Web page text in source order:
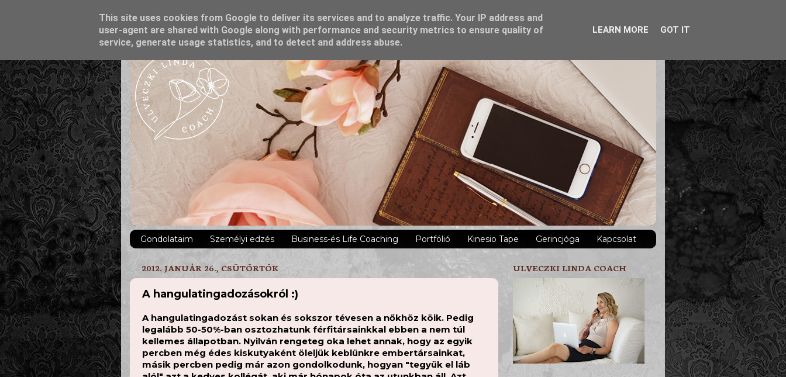
Gondolataim Személyi edzés Business-és Life Coaching Portfólió Kinesio Tape Gerincjóga Kapcsolat
2012. JANUÁR 26., CSÜTÖRTÖK
A hangulatingadozásokról :)
A hangulatingadozást sokan és sokszor tévesen a nőkhöz köik. Pedig
legalább 50-50%-ban osztozhatunk férfitársainkkal ebben a nem túl
kellemes állapotban. Nyilván rengeteg oka lehet annak, hogy az egyik
percben még édes kiskutyaként öleljük keblünkre embertársainkat,
másik percben pedig már azon gondolkodunk, hogyan "tegyük el láb
ULVECZKI LINDA COACH
This site uses cookies from Google to deliver its services and to analyze traffic. Your IP address and
user-agent are shared with Google along with performance and security metrics to ensure quality of
service, generate usage statistics, and to detect and address abuse.
LEARN MORE GOT IT